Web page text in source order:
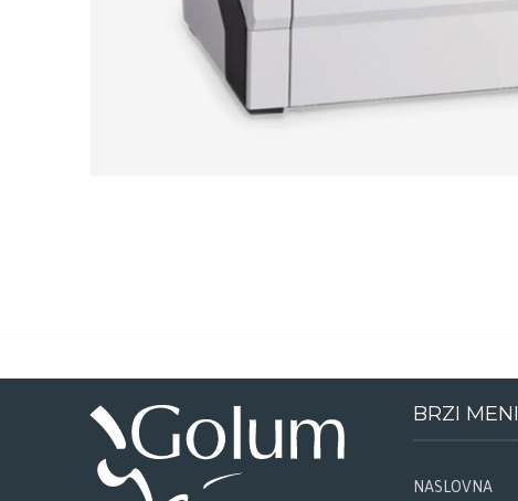
BRZI MENI
NASLOVNA